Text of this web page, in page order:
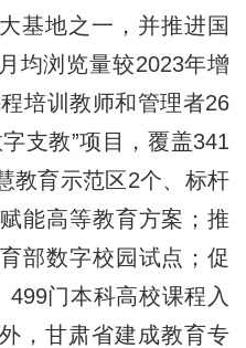
基地之一，并推进国
均浏览量较2023年增
培训教师和管理者26
支教”项目，覆盖341
教育示范区2个、标杆
能高等教育方案；推
部数字校园试点；促
门本科高校课程入
，甘肃省建成教育专